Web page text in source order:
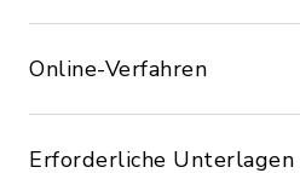
Online-Verfahren
Erforderliche Unterlagen